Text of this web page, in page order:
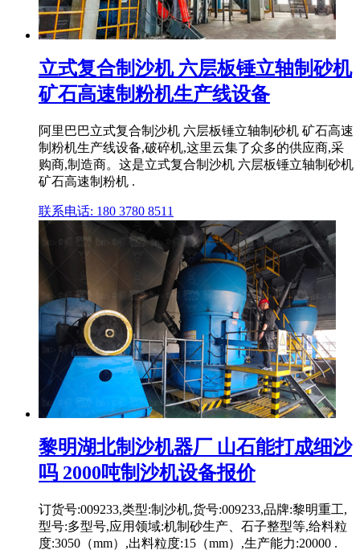
立式复合制沙机 六层板锤立轴制砂机
矿石高速制粉机生产线设备
阿里巴巴立式复合制沙机 六层板锤立轴制砂机 矿石高速
制粉机生产线设备,破碎机,这里云集了众多的供应商,采
购商,制造商。这是立式复合制沙机 六层板锤立轴制砂机
矿石高速制粉机 .
联系电话: 180 3780 8511
黎明湖北制沙机器厂 山石能打成细沙
吗 2000吨制沙机设备报价
订货号:009233,类型:制沙机,货号:009233,品牌:黎明重工,
型号:多型号,应用领域:机制砂生产、石子整型等,给料粒
度:3050（mm）,出料粒度:15（mm）,生产能力:20000 .